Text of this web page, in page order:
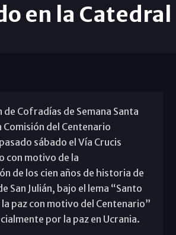
en la Catedral
de Cofradías de Semana Santa
Comisión del Centenario
sábado el Vía Crucis
con motivo de la
de los cien años de historia de
San Julián, bajo el lema “Santo
paz con motivo del Centenario”
por la paz en Ucrania.